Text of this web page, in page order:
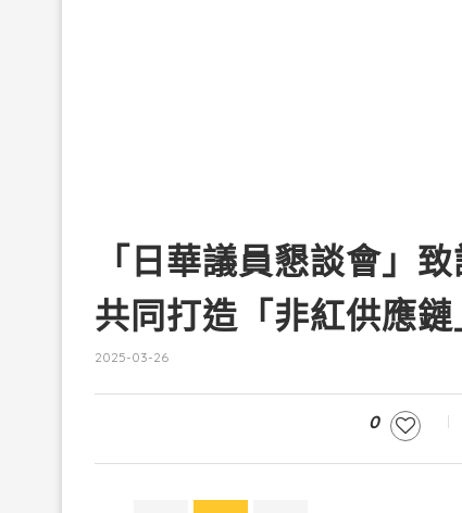
「日華議員懇談會」
共同打造「非紅供應鏈
2025-03-26
0